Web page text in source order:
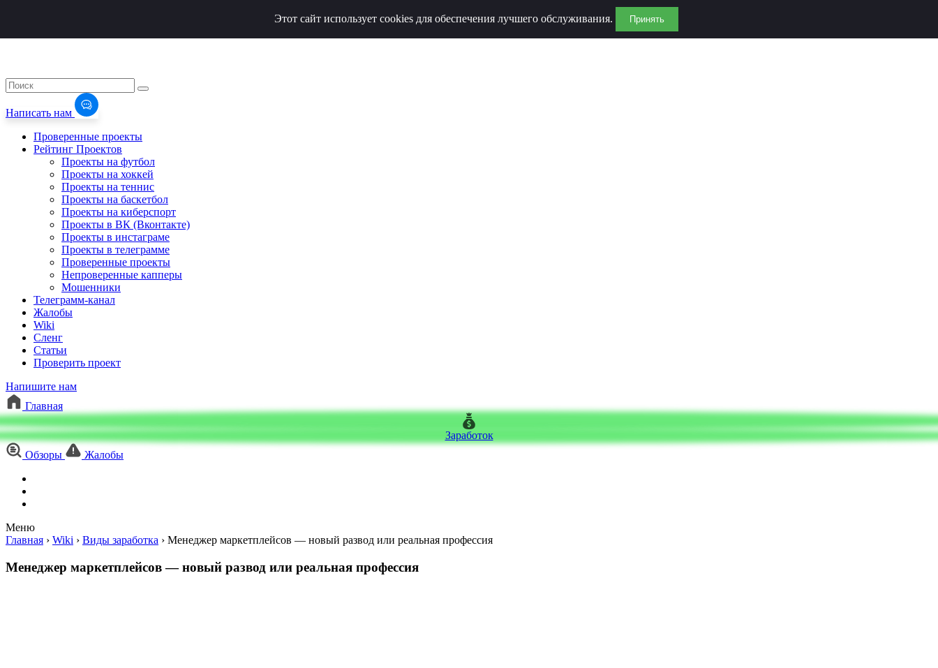
Написать нам
Проверенные проекты
Рейтинг Проектов
Проекты на футбол
Проекты на хоккей
Проекты на теннис
Проекты на баскетбол
Проекты на киберспорт
Проекты в ВК (Вконтакте)
Проекты в инстаграме
Проекты в телеграмме
Проверенные проекты
Непроверенные капперы
Мошенники
Телеграмм-канал
Жалобы
Wiki
Сленг
Статьи
Проверить проект
Напишите нам
Главная
Заработок
Обзоры
Жалобы
Меню
Этот сайт использует cookies для обеспечения лучшего обслуживания. Принять
Главная › Wiki › Виды заработка › Менеджер маркетплейсов — новый развод или реальная профессия
Менеджер маркетплейсов — новый развод или реальная профессия